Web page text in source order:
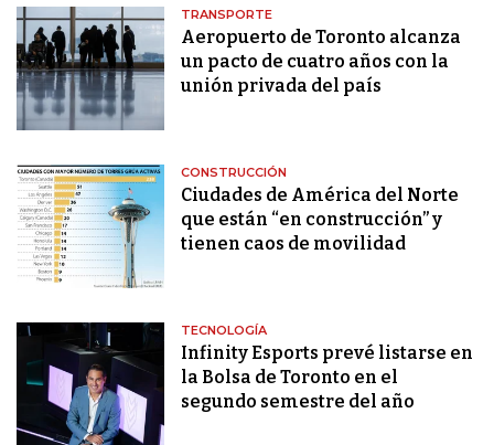
TRANSPORTE
Aeropuerto de Toronto alcanza
un pacto de cuatro años con la
unión privada del país
CONSTRUCCIÓN
Ciudades de América del Norte
que están “en construcción” y
tienen caos de movilidad
TECNOLOGÍA
Infinity Esports prevé listarse en
la Bolsa de Toronto en el
segundo semestre del año